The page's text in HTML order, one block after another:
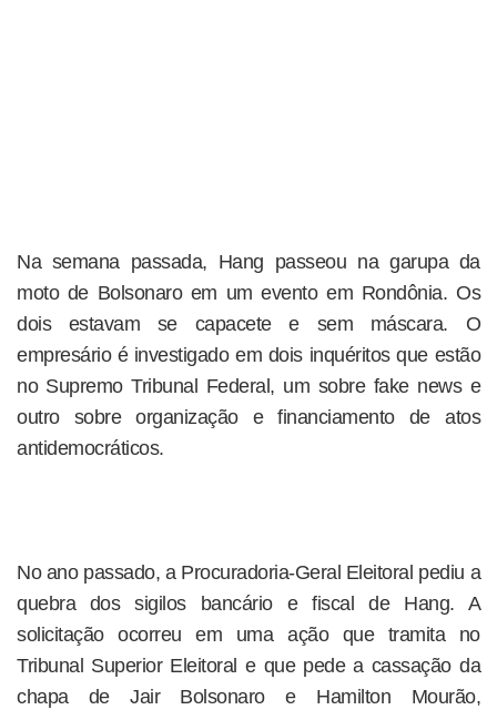
Na semana passada, Hang passeou na garupa da
moto de Bolsonaro em um evento em Rondônia. Os
dois estavam se capacete e sem máscara. O
empresário é investigado em dois inquéritos que estão
no Supremo Tribunal Federal, um sobre fake news e
outro sobre organização e financiamento de atos
antidemocráticos.
No ano passado, a Procuradoria-Geral Eleitoral pediu a
quebra dos sigilos bancário e fiscal de Hang. A
solicitação ocorreu em uma ação que tramita no
Tribunal Superior Eleitoral e que pede a cassação da
chapa de Jair Bolsonaro e Hamilton Mourão,